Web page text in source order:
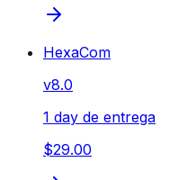
HexaCom
v8.0
1 day de entrega
$29.00